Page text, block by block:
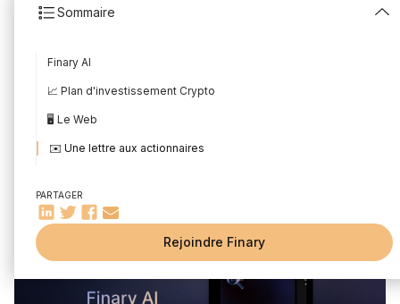
Sommaire
Finary AI
📈 Plan d'investissement Crypto
🖥️ Le Web
✉️ Une lettre aux actionnaires
📹 Notre chaîne Youtube passe les 10.000 abonnés
🌳 Mon passage sur MoneyTree
PARTAGER
Rejoindre Finary
2023